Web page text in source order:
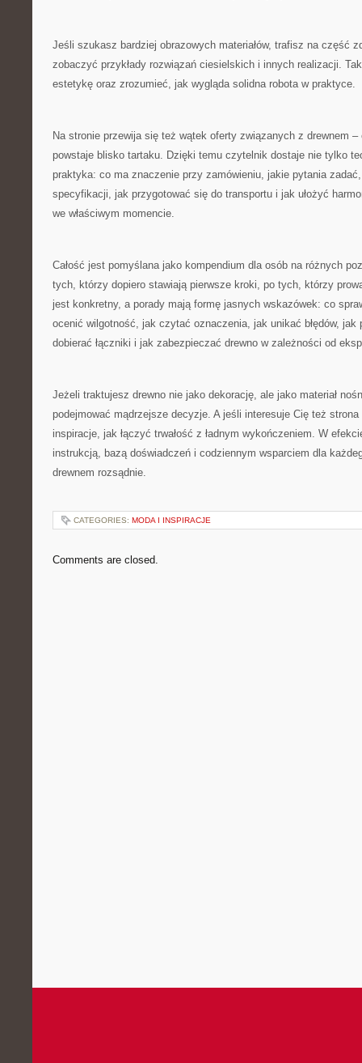
Jeśli szukasz bardziej obrazowych materiałów, trafisz na część
zobaczyć przykłady rozwiązań ciesielskich i innych realizacji.
estetykę oraz zrozumieć, jak wygląda solidna robota w praktyce.
Na stronie przewija się też wątek oferty związanych z drewnem
powstaje blisko tartaku. Dzięki temu czytelnik dostaje nie tylko
praktyka: co ma znaczenie przy zamówieniu, jakie pytania
specyfikacji, jak przygotować się do transportu i jak ułożyć
we właściwym momencie.
Całość jest pomyślana jako kompendium dla osób na różnych
tych, którzy dopiero stawiają pierwsze kroki, po tych, którzy
jest konkretny, a porady mają formę jasnych wskazówek: co
ocenić wilgotność, jak czytać oznaczenia, jak unikać błędów, jak
dobierać łączniki i jak zabezpieczać drewno w zależności od
Jeżeli traktujesz drewno nie jako dekorację, ale jako materiał
podejmować mądrzejsze decyzje. A jeśli interesuje Cię też
inspiracje, jak łączyć trwałość z ładnym wykończeniem. W
instrukcją, bazą doświadczeń i codziennym wsparciem dla
drewnem rozsądnie.
CATEGORIES: MODA I INSPIRACJE
Comments are closed.